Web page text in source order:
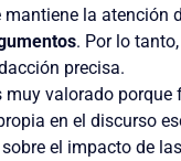
la atención
. Por lo
precisa.
muy valorado porque
en el discurso
el impacto de